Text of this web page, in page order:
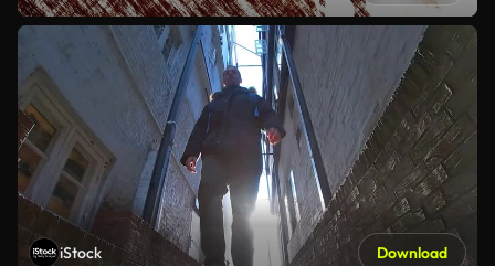
iStock Download